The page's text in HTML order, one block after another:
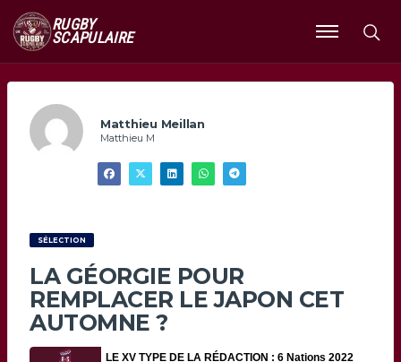
RUGBY
SCAPULAIRE
Ouvrir
le
Matthieu Meillan
Matthieu M
SÉLECTION
LA GÉORGIE POUR
REMPLACER LE JAPON CET
AUTOMNE ?